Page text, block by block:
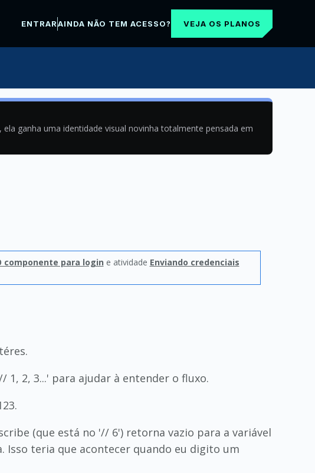
ENTRARAINDA NÃO TEM ACESSO? VEJA OS PLANOS
ganha uma identidade visual novinha totalmente pensada em
componente para login e atividade Enviando credenciais
2, 3...' para ajudar à entender o fluxo.
(que está no '// 6') retorna vazio para a variável
Isso teria que acontecer quando eu digito um